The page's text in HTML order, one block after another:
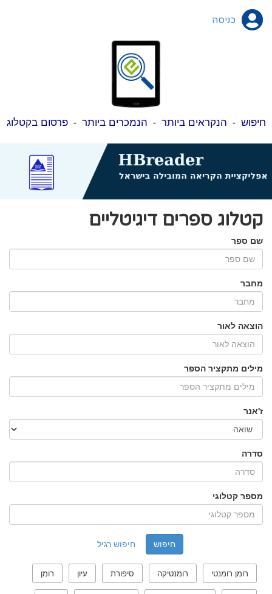
כניסה
חיפוש - הנקראים ביותר - הנמכרים ביותר -פרסום בקטלוג
קטלוג ספרים דיגיטליים
שם ספר
מחבר
הוצאה לאור
מילים מתקציר הספר
ז'אנר
סדרה
מספר קטלוגי
חיפוש רגיל
רומן רומנטי רומנטיקה סיפורת עיון רומן